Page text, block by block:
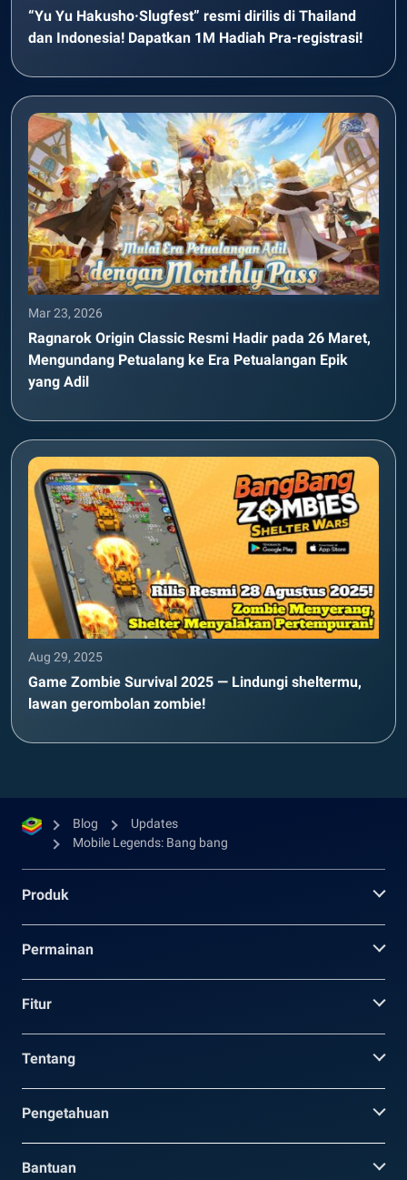
“Yu Yu Hakusho·Slugfest” resmi dirilis di Thailand
dan Indonesia! Dapatkan 1M Hadiah Pra-registrasi!
Mar 23, 2026
Ragnarok Origin Classic Resmi Hadir pada 26 Maret,
Mengundang Petualang ke Era Petualangan Epik
yang Adil
Aug 29, 2025
Game Zombie Survival 2025 — Lindungi sheltermu,
lawan gerombolan zombie!
Blog
Updates
Mobile Legends: Bang bang
Produk
Permainan
Fitur
Tentang
Pengetahuan
Bantuan